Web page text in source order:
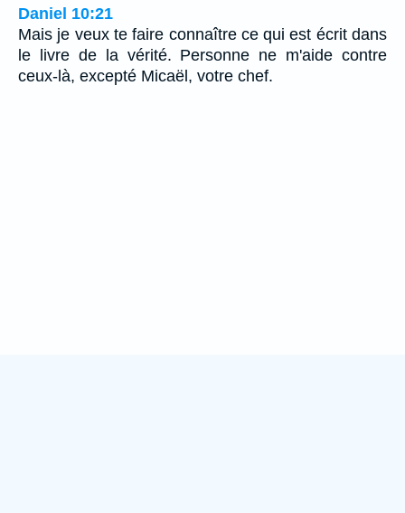
Daniel 10:21
Mais je veux te faire connaître ce qui est écrit dans
le livre de la vérité. Personne ne m'aide contre
ceux-là, excepté Micaël, votre chef.